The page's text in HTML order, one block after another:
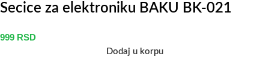
Secice za elektroniku BAKU BK-021
999 RSD
Dodaj u korpu